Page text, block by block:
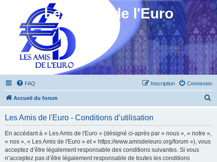
Les Amis de l'Euro
FAQ Connexion
Inscription
Accueil du forum
Les Amis de l'Euro - Conditions d’utilisation
En accédant à « Les Amis de l'Euro » (désigné ci-après par « nous », « notre »,
« nos », « Les Amis de l'Euro » et « https://www.amisdeleuro.org/forum »), vous
acceptez d’être légalement responsable des conditions suivantes. Si vous
n’acceptez pas d’être légalement responsable de toutes les conditions